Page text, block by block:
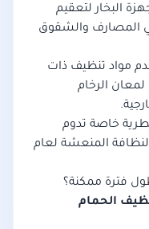
البخار لتعقيم
المصارف والشقوق
مواد تنظيف ذات
الرخام
خاصة تدوم
المنعشة لعام
فترة ممكنة؟
الحمام